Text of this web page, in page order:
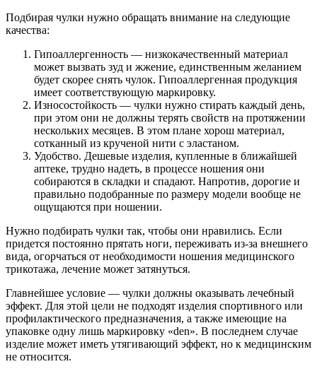
Подбирая чулки нужно обращать внимание на следующие
качества:
Гипоаллергенность — низкокачественный материал
может вызвать зуд и жжение, единственным желанием
будет скорее снять чулок. Гипоаллергенная продукция
имеет соответствующую маркировку.
Износостойкость — чулки нужно стирать каждый день,
при этом они не должны терять свойств на протяжении
нескольких месяцев. В этом плане хорош материал,
сотканный из крученой нити с эластаном.
Удобство. Дешевые изделия, купленные в ближайшей
аптеке, трудно надеть, в процессе ношения они
собираются в складки и спадают. Напротив, дорогие и
правильно подобранные по размеру модели вообще не
ощущаются при ношении.
Нужно подбирать чулки так, чтобы они нравились. Если
придется постоянно прятать ноги, переживать из-за внешнего
вида, огорчаться от необходимости ношения медицинского
трикотажа, лечение может затянуться.
Главнейшее условие — чулки должны оказывать лечебный
эффект. Для этой цели не подходят изделия спортивного или
профилактического предназначения, а также имеющие на
упаковке одну лишь маркировку «den». В последнем случае
изделие может иметь утягивающий эффект, но к медицинским
не относится.